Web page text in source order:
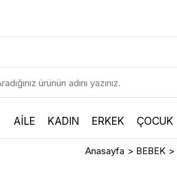
AİLE KADIN ERKEK ÇOCUK
Anasayfa > BEBEK >